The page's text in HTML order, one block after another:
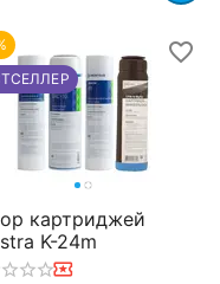
картриджей
K-24m